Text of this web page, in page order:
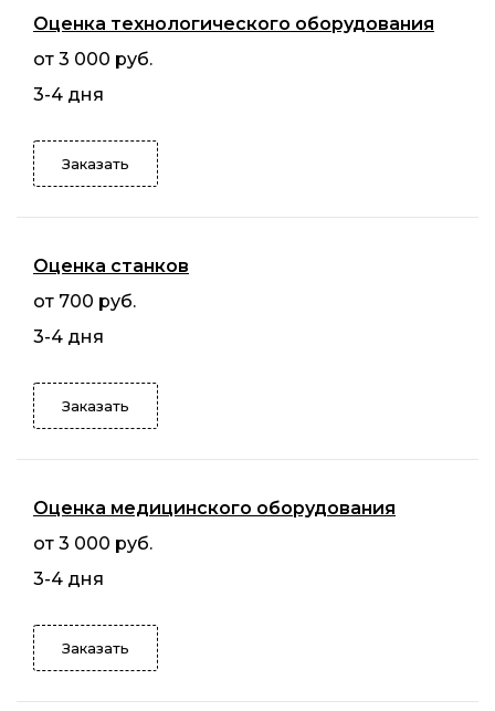
Оценка технологического оборудования
от 3 000 руб.
3-4 дня
Заказать
Оценка станков
от 700 руб.
3-4 дня
Заказать
Оценка медицинского оборудования
от 3 000 руб.
3-4 дня
Заказать